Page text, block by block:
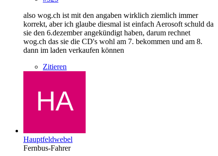
also wog.ch ist mit den angaben wirklich ziemlich immer
korrekt, aber ich glaube diesmal ist einfach Aerosoft schuld da
sie den 6.dezember angekündigt haben, darum rechnet
wog.ch das sie die CD's wohl am 7. bekommen und am 8.
dann im laden verkaufen können
Zitieren
Hauptfeldwebel
Fernbus-Fahrer